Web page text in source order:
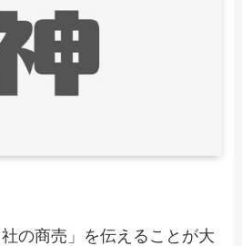
の商売」を伝えることが大